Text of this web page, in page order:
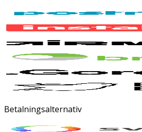
Betalningsalternativ